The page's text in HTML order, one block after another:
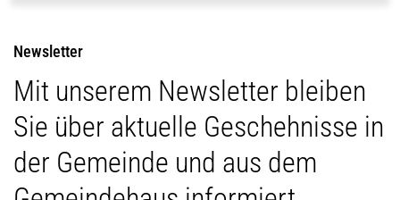
Newsletter
Mit unserem Newsletter bleiben
Sie über aktuelle Geschehnisse in
der Gemeinde und aus dem